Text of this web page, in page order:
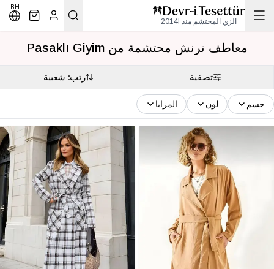
الزي المحتشم منذ 2014l
BH
معاطف ترنش محتشمة من Pasaklı Giyim
تصفية رتب: شعبية
جسم لون المزايا